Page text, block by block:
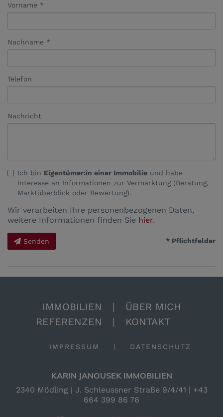
Vorname
Nachname
Telefon
Nachricht
Ich bin Eigentümer:in einer Immobilie und habe
Interesse an Informationen zur Vermarktung (Beratung,
Marktüberblick oder Bewertung).
Wir verarbeiten Ihre personenbezogenen Daten,
weitere Informationen finden Sie hier.
Senden * Pflichtfelder
IMMOBILIEN |
ÜBER MICH
REFERENZEN | KONTAKT
IMPRESSUM | DATENSCHUTZ
KARIN JANOUSEK IMMOBILIEN
2340 Mödling | J. Schleussner Straße 9/4/41 | +43
664 399 86 76